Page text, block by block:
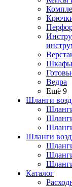
Шкафы
Ведра
Ещё 9
Шланги
Шланги
Каталог